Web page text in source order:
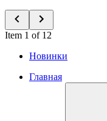
Item 1 of 12
Новинки
Главная